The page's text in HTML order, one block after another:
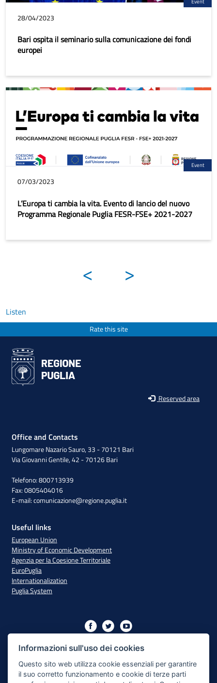
28/04/2023
Bari ospita il seminario sulla comunicazione dei fondi
europei
Event
07/03/2023
L’Europa ti cambia la vita. Evento di lancio del nuovo
Programma Regionale Puglia FESR-FSE+ 2021-2027
< >
Listen
Rate this site
Reserved area
Office and Contacts
Lungomare Nazario Sauro, 33 - 70121 Bari
Via Giovanni Gentile, 42 - 70126 Bari
Telefono: 800713939
Fax: 0805404016
E-mail:comunicazione@regione.puglia.it
Useful links
European Union
Ministry of Economic Development
Agenzia per la Coesione Territoriale
EuroPuglia
Internationalization
Puglia System
2014/2020 - Axis XIII
Accessibility
Informazioni sull'uso dei cookies
Questo sito web utilizza cookie essenziali per garantire
il suo corretto funzionamento e cookie di terze parti